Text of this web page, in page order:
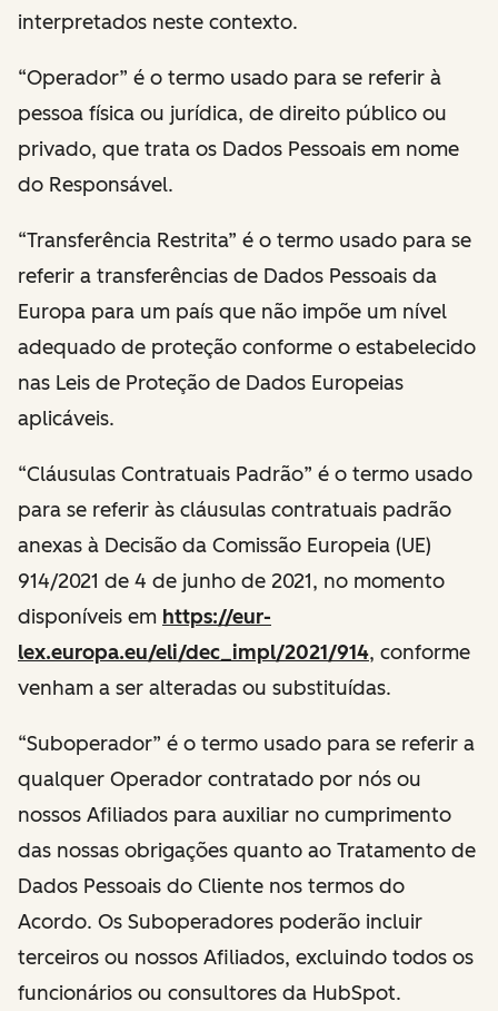
interpretados neste contexto.
“Operador” é o termo usado para se referir à
pessoa física ou jurídica, de direito público ou
privado, que trata os Dados Pessoais em nome
do Responsável.
“Transferência Restrita” é o termo usado para se
referir a transferências de Dados Pessoais da
Europa para um país que não impõe um nível
adequado de proteção conforme o estabelecido
nas Leis de Proteção de Dados Europeias
aplicáveis.
“Cláusulas Contratuais Padrão” é o termo usado
para se referir às cláusulas contratuais padrão
anexas à Decisão da Comissão Europeia (UE)
914/2021 de 4 de junho de 2021, no momento
disponíveis em https://eur-
lex.europa.eu/eli/dec_impl/2021/914, conforme
venham a ser alteradas ou substituídas.
“Suboperador” é o termo usado para se referir a
qualquer Operador contratado por nós ou
nossos Afiliados para auxiliar no cumprimento
das nossas obrigações quanto ao Tratamento de
Dados Pessoais do Cliente nos termos do
Acordo. Os Suboperadores poderão incluir
terceiros ou nossos Afiliados, excluindo todos os
funcionários ou consultores da HubSpot.